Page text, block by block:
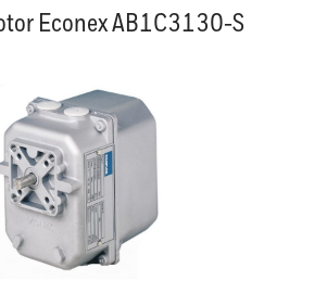
Econex AB1C3130-S